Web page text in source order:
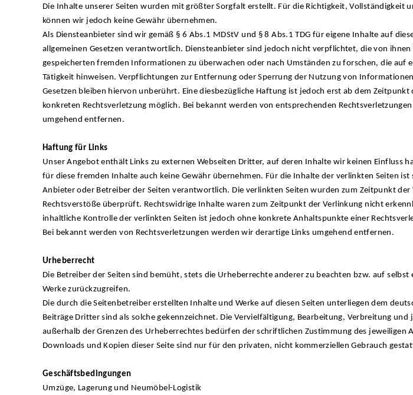
Die Inhalte unserer Seiten wurden mit größter Sorgfalt erstellt. Für die Richtigkeit, Vollständigkeit
können wir jedoch keine Gewähr übernehmen.
Als Diensteanbieter sind wir gemäß § 6 Abs.1 MDStV und § 8 Abs.1 TDG für eigene Inhalte auf
allgemeinen Gesetzen verantwortlich. Diensteanbieter sind jedoch nicht verpflichtet, die von
gespeicherten fremden Informationen zu überwachen oder nach Umständen zu forschen, die auf
Tätigkeit hinweisen. Verpflichtungen zur Entfernung oder Sperrung der Nutzung von
Gesetzen bleiben hiervon unberührt. Eine diesbezügliche Haftung ist jedoch erst ab dem Zeitpunkt
konkreten Rechtsverletzung möglich. Bei bekannt werden von entsprechenden
umgehend entfernen.
Haftung für Links
Unser Angebot enthält Links zu externen Webseiten Dritter, auf deren Inhalte wir keinen Einfluss
für diese fremden Inhalte auch keine Gewähr übernehmen. Für die Inhalte der verlinkten Seiten ist
Anbieter oder Betreiber der Seiten verantwortlich. Die verlinkten Seiten wurden zum Zeitpunkt der
Rechtsverstöße überprüft. Rechtswidrige Inhalte waren zum Zeitpunkt der Verlinkung nicht
inhaltliche Kontrolle der verlinkten Seiten ist jedoch ohne konkrete Anhaltspunkte einer
Bei bekannt werden von Rechtsverletzungen werden wir derartige Links umgehend entfernen.
Urheberrecht
Die Betreiber der Seiten sind bemüht, stets die Urheberrechte anderer zu beachten bzw. auf
Werke zurückzugreifen.
Die durch die Seitenbetreiber erstellten Inhalte und Werke auf diesen Seiten unterliegen dem
Beiträge Dritter sind als solche gekennzeichnet. Die Vervielfältigung, Bearbeitung, Verbreitung
außerhalb der Grenzen des Urheberrechtes bedürfen der schriftlichen Zustimmung des jeweiligen
Downloads und Kopien dieser Seite sind nur für den privaten, nicht kommerziellen Gebrauch
Geschäftsbedingungen
Umzüge, Lagerung und Neumöbel-Logistik